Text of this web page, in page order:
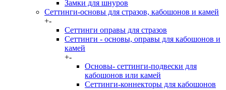
Замки для шнуров
Сеттинги-основы для стразов, кабошонов и камей
+-
Сеттинги оправы для стразов
Сеттинги - основы, оправы для кабошонов и
камей
+-
Основы- сеттинги-подвески для
кабошонов или камей
Сеттинги-коннекторы для кабошонов